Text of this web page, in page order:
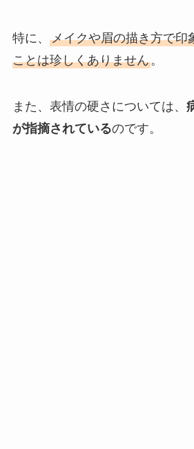
特に、 メイクや眉の描き方で印
ことは珍しくありません。
また、表情の硬さについては、
が指摘されているのです。